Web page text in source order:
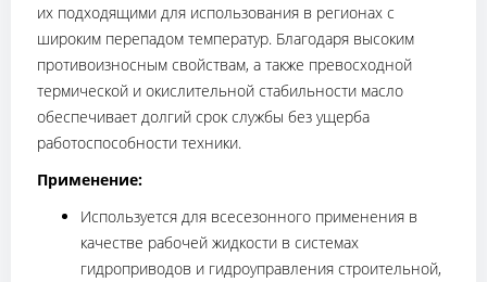
их подходящими для использования в регионах с
широким перепадом температур. Благодаря высоким
противоизносным свойствам, а также превосходной
термической и окислительной стабильности масло
обеспечивает долгий срок службы без ущерба
работоспособности техники.
Применение:
Используется для всесезонного применения в
качестве рабочей жидкости в системах
гидроприводов и гидроуправления строительной,